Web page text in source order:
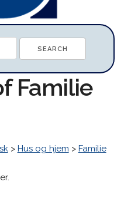
Familie
> Hus og hjem > Familie